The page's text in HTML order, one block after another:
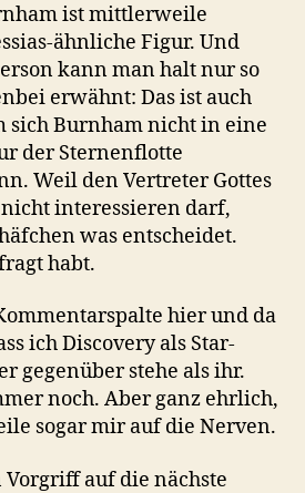
ist mittlerweile
ähnliche Figur. Und
kann man halt nur so
erwähnt: Das ist auch
sich Burnham nicht in eine
der Sternenflotte
Weil den Vertreter Gottes
interessieren darf,
was entscheidet.
habt.
hier und da
ich Discovery als Star-
gegenüber stehe als ihr.
noch. Aber ganz ehrlich,
sogar mir auf die Nerven.
auf die nächste